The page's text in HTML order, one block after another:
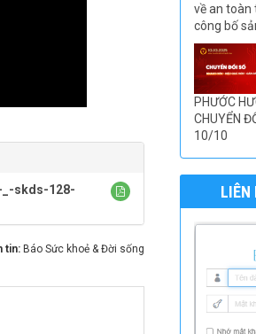
skds-128-
tin: Báo Sức khoẻ & Đời sống
về an
công bố
PHƯỚC
CHUYỂN
10/10
LIÊN